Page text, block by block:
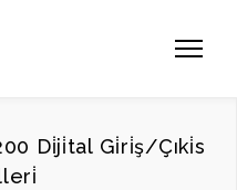
Di̇ji̇tal Gi̇ri̇ş/Çıki̇s